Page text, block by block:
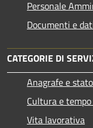
Personale
Documenti e
CATEGORIE DI
Anagrafe e
Cultura e
Vita lavorativa